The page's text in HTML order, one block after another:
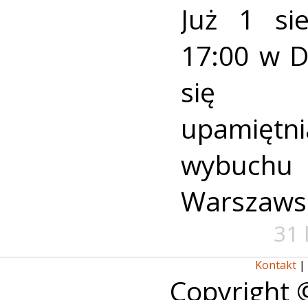
Już 1
17:00 w
się
31
Kontakt |
Copyright